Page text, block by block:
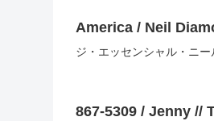
America / Neil
ジ・エッセンシャル・ニ
867-5309 / Jenny //